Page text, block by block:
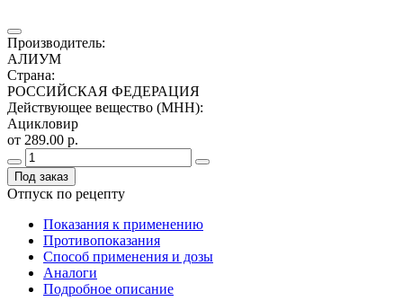
Производитель:
АЛИУМ
Страна:
РОССИЙСКАЯ ФЕДЕРАЦИЯ
Действующее вещество (МНН):
Ацикловир
от 289.00 р.
Под заказ
Отпуск по рецепту
Показания к применению
Противопоказания
Способ применения и дозы
Аналоги
Подробное описание